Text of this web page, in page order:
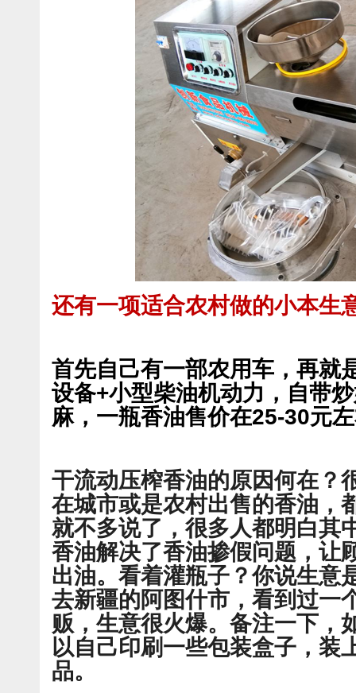
还有一项适合农村做的小本生
首先自己有一部农用车，再就
设备+小型柴油机动力，自带
麻，一瓶香油售价在25-30元
干流动压榨香油的原因何在？
在城市或是农村出售的香油，
就不多说了，很多人都明白其
香油解决了香油掺假问题，让
出油。看着灌瓶子？你说生意
去新疆的阿图什市，看到过一
贩，生意很火爆。备注一下，
以自己印刷一些包装盒子，装
品。